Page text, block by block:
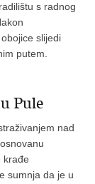
s radnog
slijedi
putem.
Pule
nad
krađe
sumnja da je u